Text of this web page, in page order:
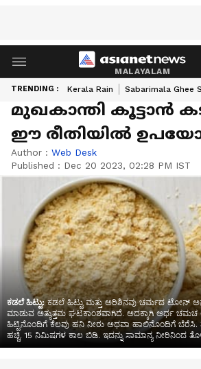
MALAYALAM
TRENDING : Kerala Rain Sabarimala Ghee
മുഖകാന്തി കൂട്ടാൻ
ഈ രീതിയിൽ
Author : Web Desk
Published : Dec 20 2023, 02:28 PM IST
ಕಡಲೆ ಹಿಟ್ಟು: ಕಡಲೆ ಹಿಟ್ಟು ಮತ್ತು ಅರಿಶಿನವು ಚರ್ಮದ ಟೋನ್
ಮಾಡುವ ಅತ್ಯುತ್ತಮ ಘಟಕಾಂಶವಾಗಿದೆ. ಅದಕ್ಕಾಗಿ ಅರ್ಧ
ಹಿಟ್ಟಿನೊಂದಿಗೆ ಕೆಲವು ಹನಿ ನೀರು ಅಥವಾ ಹಾಲಿನೊಂದಿಗೆ ಬೆರೆಸಿ.
ಹಚ್ಚಿ. 15 ನಿಮಿಷಗಳ ಕಾಲ ಬಿಡಿ. ಇದನ್ನು ಸಾಮಾನ್ಯ ನೀರಿನಿಂದ